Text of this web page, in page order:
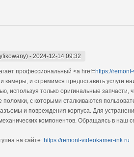
- 2024-12-14 09:32
профессиональный <a href=https://
камеры, и стремимся предоставить услуги
используя только оригинальные
с которыми сталкиваются
и повреждения корпуса. Для
компонентов. Обращаясь в наш
на сайте: https://remont-videokamer-ink.ru